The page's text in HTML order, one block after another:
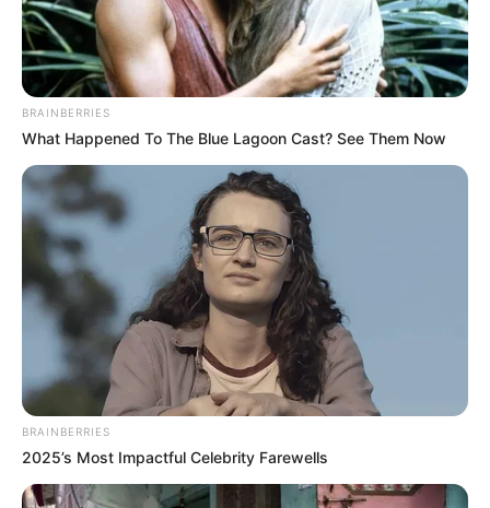
BRAINBERRIES
What Happened To The Blue Lagoon Cast? See Them Now
BRAINBERRIES
2025’s Most Impactful Celebrity Farewells